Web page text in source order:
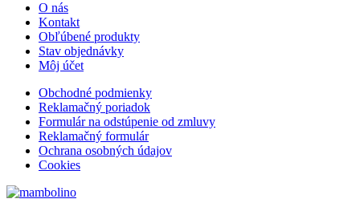
O nás
Kontakt
Obľúbené produkty
Stav objednávky
Môj účet
Obchodné podmienky
Reklamačný poriadok
Formulár na odstúpenie od zmluvy
Reklamačný formulár
Ochrana osobných údajov
Cookies